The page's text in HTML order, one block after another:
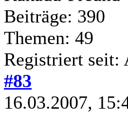
Beiträge: 390
Themen: 49
Registriert seit:
#83
16.03.2007,